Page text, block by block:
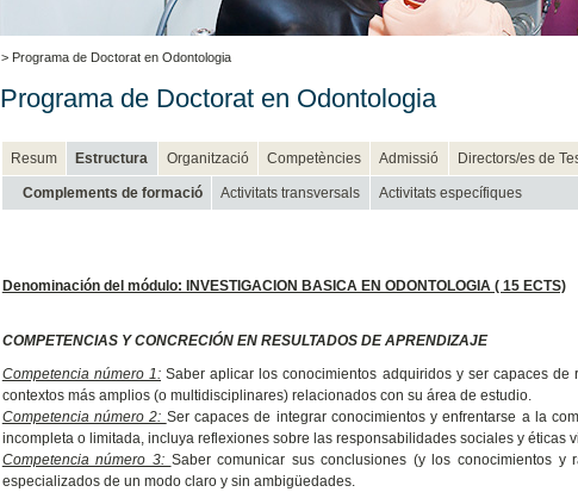
> Programa de Doctorat en Odontologia
Programa de Doctorat en Odontologia
Resum Estructura Organització Competències Admissió Directors/es de
Complements de formació Activitats transversals Activitats específiques
Denominación del módulo: INVESTIGACION BASICA EN ODONTOLOGIA ( 15 ECTS)
COMPETENCIAS Y CONCRECIÓN EN RESULTADOS DE APRENDIZAJE
Competencia número 1: Saber aplicar los conocimientos adquiridos y ser capaces
contextos más amplios (o multidisciplinares) relacionados con su área de estudio.
Competencia número 2: Ser capaces de integrar conocimientos y enfrentarse a la
incompleta o limitada, incluya reflexiones sobre las responsabilidades sociales y éticas
Competencia número 3: Saber comunicar sus conclusiones (y los conocimientos
especializados de un modo claro y sin ambigüedades.